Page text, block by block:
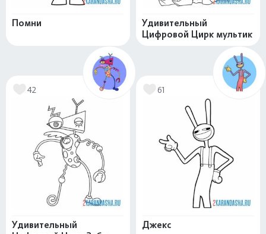
Помни
Удивительный
Цифровой Цирк мультик
42
Удивительный
61
Джекс